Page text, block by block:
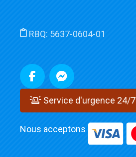
RBQ: 5637-0604-01
Service d'urgence 24/7
Nous acceptons